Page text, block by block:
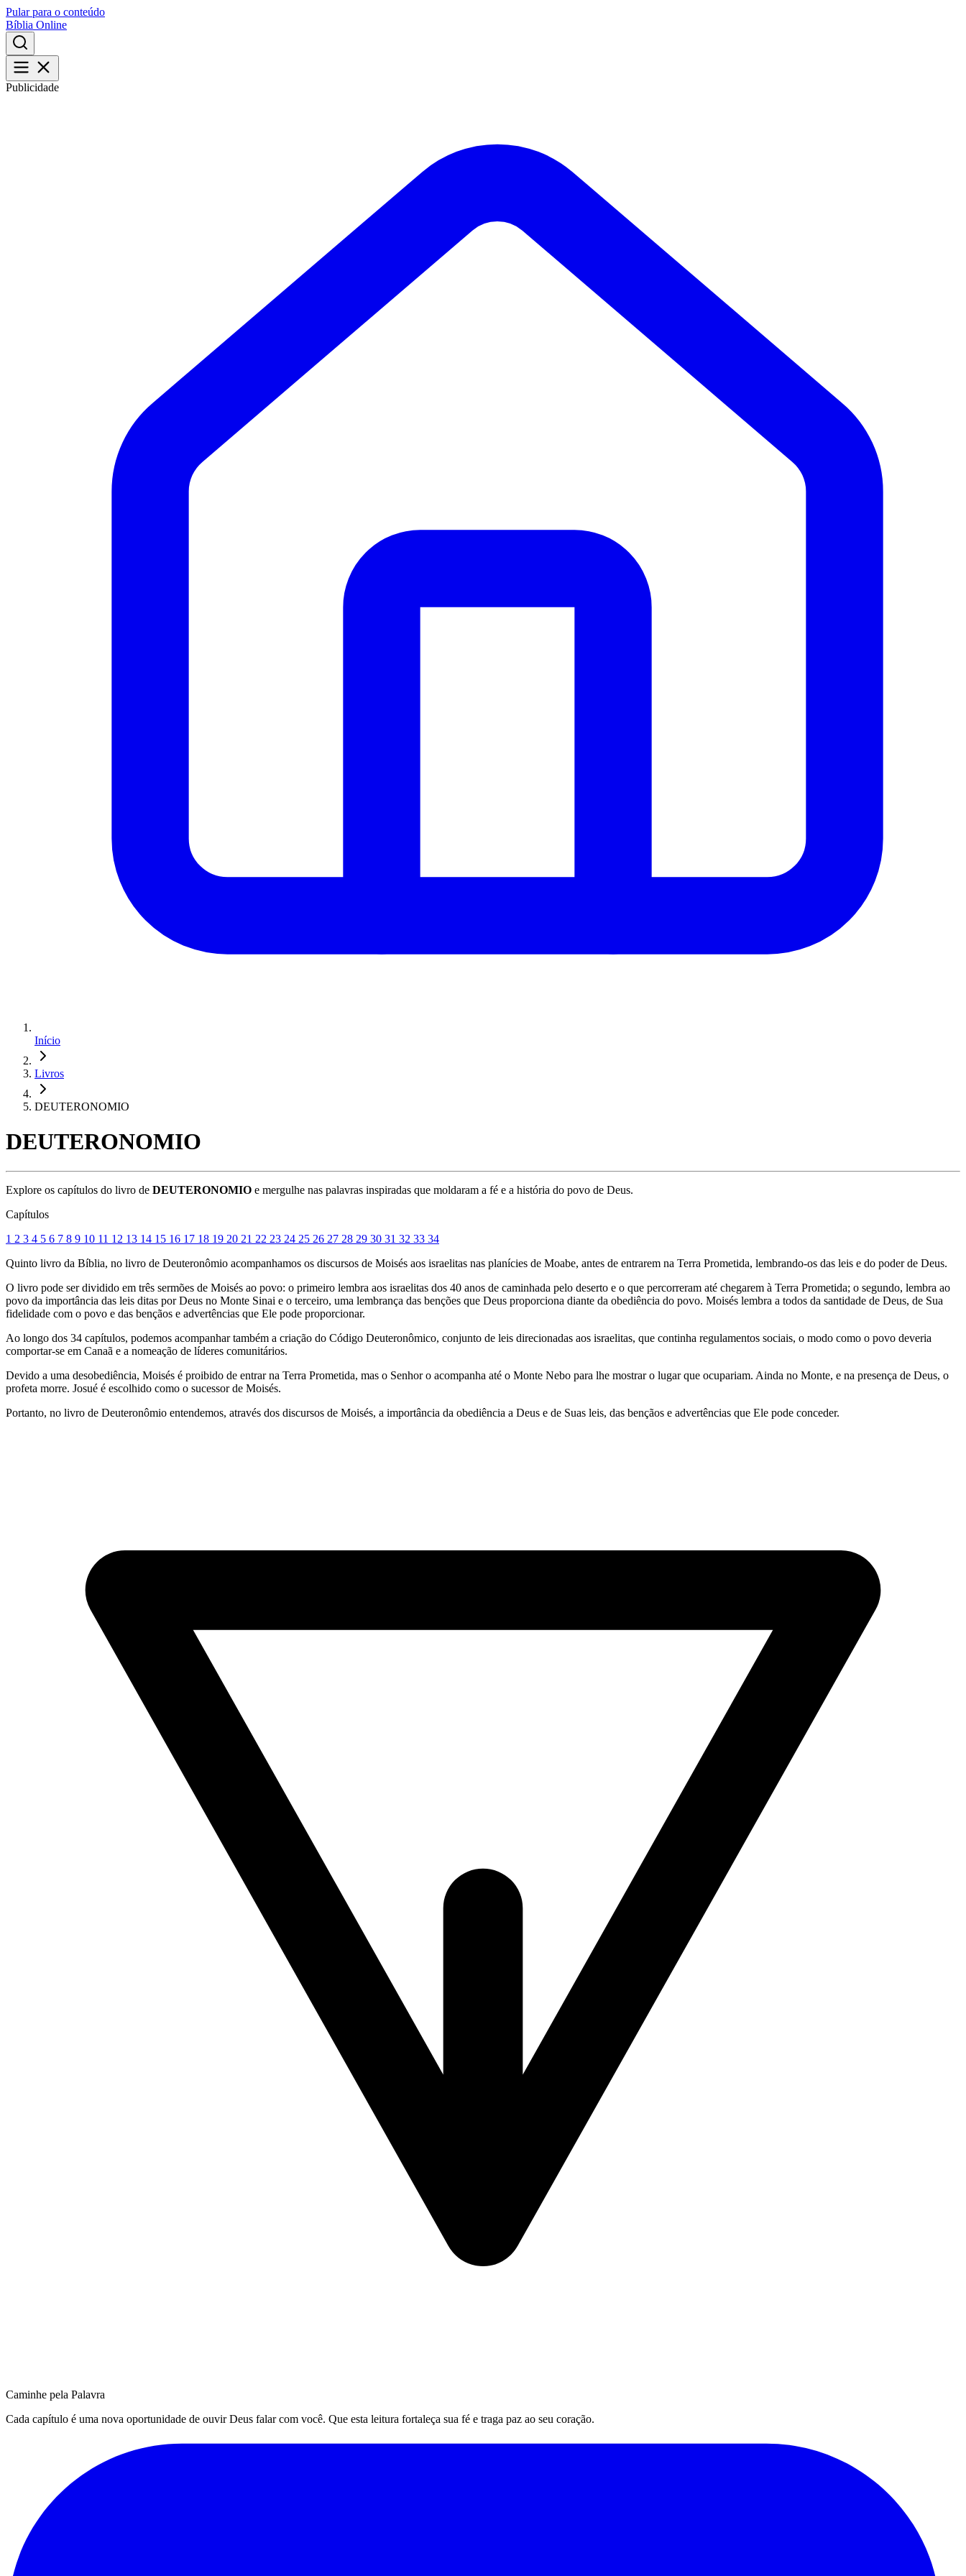
Pular para o conteúdo
Bíblia Online
Publicidade
Início
Livros
DEUTERONOMIO
DEUTERONOMIO
Explore os capítulos do livro de DEUTERONOMIO e mergulhe nas palavras inspiradas que moldaram a fé e a história do povo de Deus.
Capítulos
1 2 3 4 5 6 7 8 9 10 11 12 13 14 15 16 17 18 19 20 21 22 23 24 25 26 27 28 29 30 31 32 33 34
Quinto livro da Bíblia, no livro de Deuteronômio acompanhamos os discursos de Moisés aos israelitas nas planícies de Moabe, antes de entrarem na Terra Prometida, lembrando-os das leis e do poder de Deus.
O livro pode ser dividido em três sermões de Moisés ao povo: o primeiro lembra aos israelitas dos 40 anos de caminhada pelo deserto e o que percorreram até chegarem à Terra Prometida; o segundo, lembra ao
povo da importância das leis ditas por Deus no Monte Sinai e o terceiro, uma lembrança das benções que Deus proporciona diante da obediência do povo. Moisés lembra a todos da santidade de Deus, de Sua
fidelidade com o povo e das bençãos e advertências que Ele pode proporcionar.
Ao longo dos 34 capítulos, podemos acompanhar também a criação do Código Deuteronômico, conjunto de leis direcionadas aos israelitas, que continha regulamentos sociais, o modo como o povo deveria
comportar-se em Canaã e a nomeação de líderes comunitários.
Devido a uma desobediência, Moisés é proibido de entrar na Terra Prometida, mas o Senhor o acompanha até o Monte Nebo para lhe mostrar o lugar que ocupariam. Ainda no Monte, e na presença de Deus, o
profeta morre. Josué é escolhido como o sucessor de Moisés.
Portanto, no livro de Deuteronômio entendemos, através dos discursos de Moisés, a importância da obediência a Deus e de Suas leis, das bençãos e advertências que Ele pode conceder.
Caminhe pela Palavra
Cada capítulo é uma nova oportunidade de ouvir Deus falar com você. Que esta leitura fortaleça sua fé e traga paz ao seu coração.